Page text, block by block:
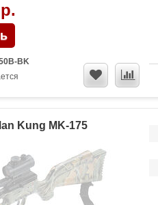
BK
Kung MK-175